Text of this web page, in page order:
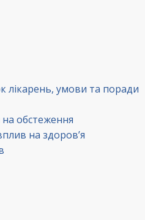
лікарень, умови та поради
на обстеження
на здоров’я